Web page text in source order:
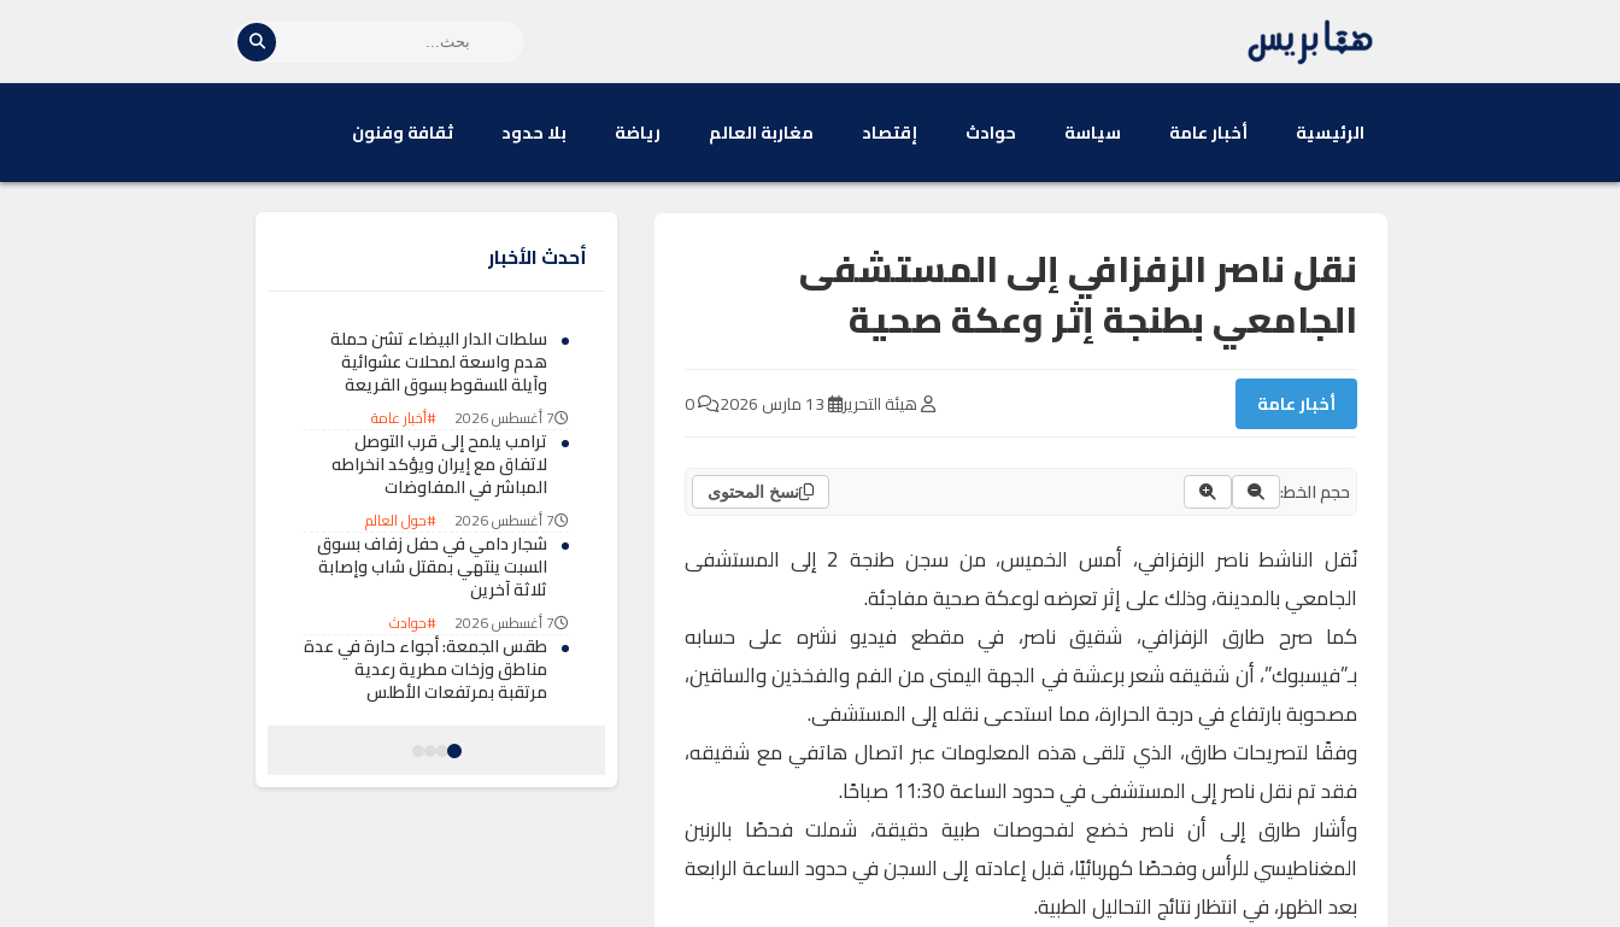
الرئيسية أخبار عامة سياسة حوادث إقتصاد مغاربة العالم رياضة بلا حدود ثقافة وفنون
نقل ناصر الزفزافي إلى المستشفى
الجامعي بطنجة إثر وعكة صحية
أخبار عامة هيئة التحرير
حجم الخط: نسخ المحتوى
نُقل الناشط ناصر الزفزافي، أمس الخميس، من سجن طنجة 2 إلى المستشفى
الجامعي بالمدينة، وذلك على إثر تعرضه لوعكة صحية مفاجئة.
كما صرح طارق الزفزافي، شقيق ناصر، في مقطع فيديو نشره على حسابه
بـ”فيسبوك”، أن شقيقه شعر برعشة في الجهة اليمنى من الفم والفخذين والساقين،
مصحوبة بارتفاع في درجة الحرارة، مما استدعى نقله إلى المستشفى.
وفقًا لتصريحات طارق، الذي تلقى هذه المعلومات عبر اتصال هاتفي مع شقيقه،
فقد تم نقل ناصر إلى المستشفى في حدود الساعة 11:30 صباحًا.
وأشار طارق إلى أن ناصر خضع لفحوصات طبية دقيقة، شملت فحصًا بالرنين
المغناطيسي للرأس وفحصًا كهربائيًا، قبل إعادته إلى السجن في حدود الساعة الرابعة
بعد الظهر، في انتظار نتائج التحاليل الطبية.
أحدث الأخبار
سلطات الدار البيضاء تشن حملة
هدم واسعة لمحلات عشوائية
وآيلة للسقوط بسوق القريعة
7 أغسطس 2026 #أخبار عامة
ترامب يلمح إلى قرب التوصل
لاتفاق مع إيران ويؤكد انخراطه
المباشر في المفاوضات
7 أغسطس 2026 #حول العالم
شجار دامي في حفل زفاف بسوق
السبت ينتهي بمقتل شاب وإصابة
ثلاثة آخرين
7 أغسطس 2026 #حوادث
طقس الجمعة: أجواء حارة في عدة
مناطق وزخات مطرية رعدية
مرتقبة بمرتفعات الأطلس
حادث سير يربك موكب زفاف
الأمنية